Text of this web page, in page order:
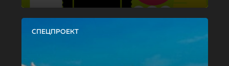
СПЕЦПРОЕКТ